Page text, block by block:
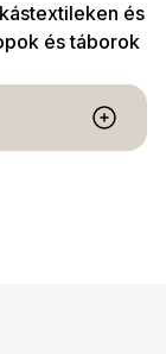
és
és táborok